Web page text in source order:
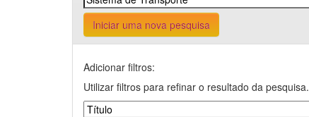
Iniciar uma nova pesquisa
Adicionar filtros:
Utilizar filtros para refinar o resultado da pesquisa.